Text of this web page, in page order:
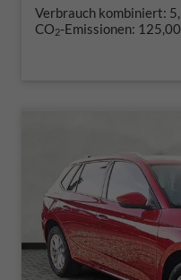
Verbrauch kombiniert:
CO2-Emissionen: